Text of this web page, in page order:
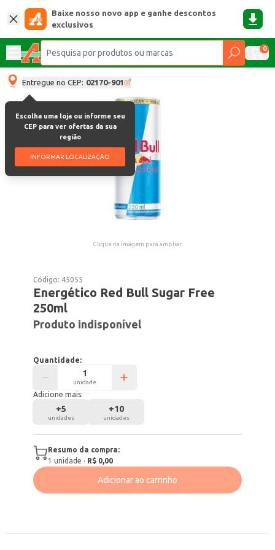
Baixe nosso novo app e ganhe descontos
exclusivos
0
Entregue no CEP: 02170-901
Escolha uma loja ou informe seu
CEP para ver ofertas da sua
região
INFORMAR LOCALIZAÇÃO
Clique na imagem para ampliar.
Código: 45055
Energético Red Bull Sugar Free
250ml
Produto indisponível
Quantidade:
unidade
Adicione mais:
+5
unidades
+10
unidades
Resumo da compra:
1 unidade · R$ 0,00
Adicionar ao carrinho